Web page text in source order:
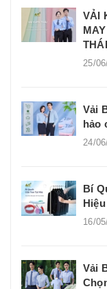
VẢI
25/
Vải
hảo
24/
Bí
16/
Vải